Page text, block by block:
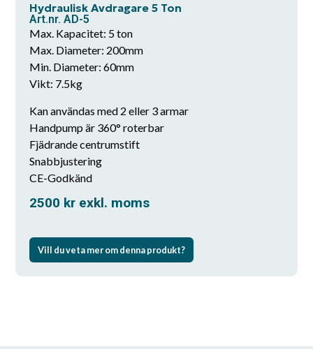
Hydraulisk Avdragare 5 Ton
Art.nr. AD-5
Max. Kapacitet: 5 ton
Max. Diameter: 200mm
Min. Diameter: 60mm
Vikt: 7.5kg
Kan användas med 2 eller 3 armar
Handpump är 360° roterbar
Fjädrande centrumstift
Snabbjustering
CE-Godkänd
2500 kr exkl. moms
Vill du veta mer om denna produkt?